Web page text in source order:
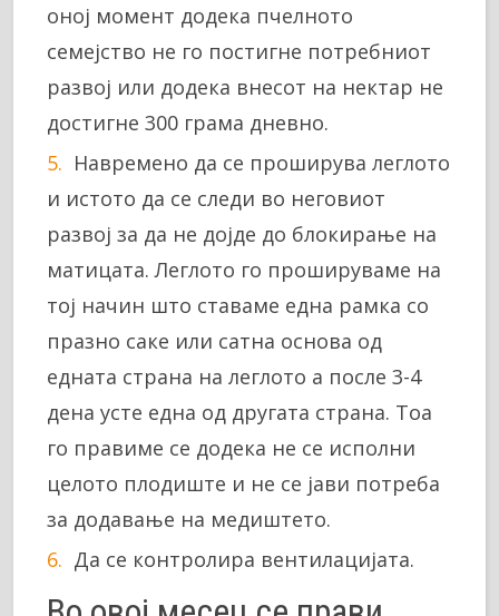
оној момент додека пчелното
семејство не го постигне потребниот
развој или додека внесот на нектар не
достигне 300 грама дневно.
Навремено да се проширува леглото
и истото да се следи во неговиот
развој за да не дојде до блокирање на
матицата. Леглото го прошируваме на
тој начин што ставаме една рамка со
празно саке или сатна основа од
едната страна на леглото а после 3-4
дена усте една од другата страна. Тоа
го правиме се додека не се исполни
целото плодиште и не се јави потреба
за додавање на медиштето.
Да се контролира вентилацијата.